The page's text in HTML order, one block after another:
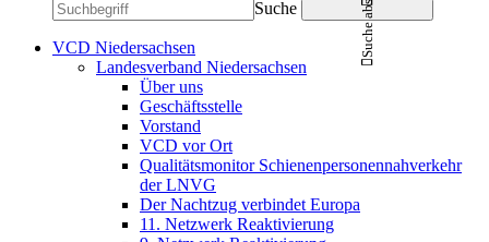
Suche
VCD Niedersachsen
Landesverband Niedersachsen
Über uns
Geschäftsstelle
Vorstand
VCD vor Ort
Qualitätsmonitor Schienenpersonennahverkehr
der LNVG
Der Nachtzug verbindet Europa
11. Netzwerk Reaktivierung